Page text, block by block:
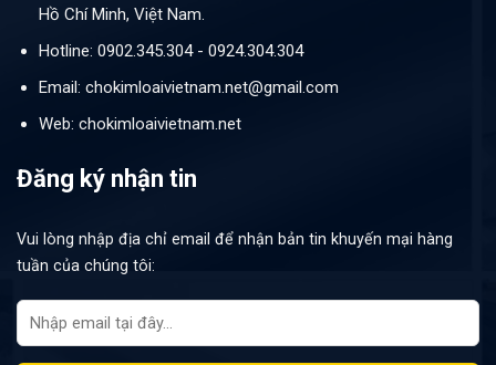
Hồ Chí Minh, Việt Nam.
Hotline: 0902.345.304 - 0924.304.304
Email: chokimloaivietnam.net@gmail.com
Web: chokimloaivietnam.net
Đăng ký nhận tin
Vui lòng nhập địa chỉ email để nhận bản tin khuyến mại hàng
tuần của chúng tôi: